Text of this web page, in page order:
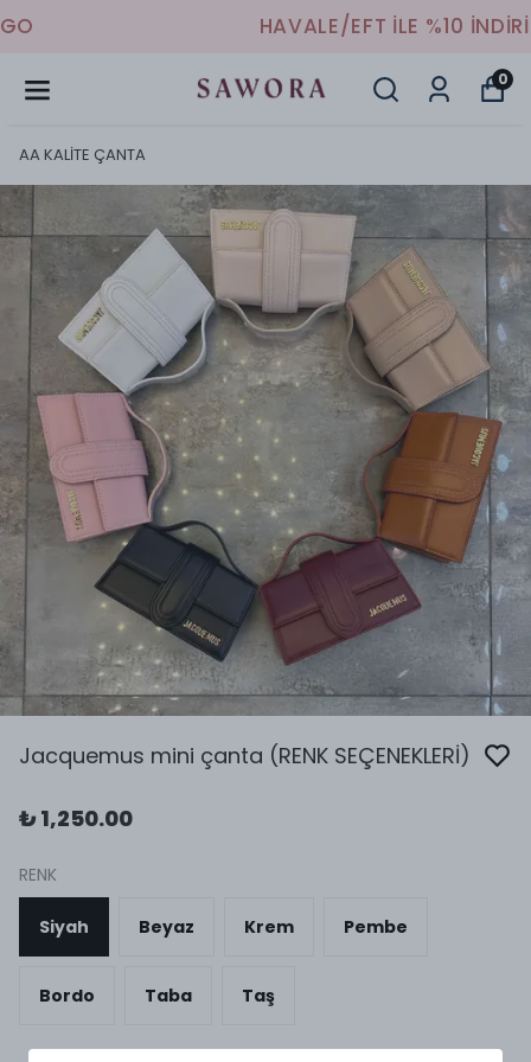
HAVALE/EFT İLE %10 İNDİRİM
0
AA KALİTE ÇANTA
Jacquemus mini çanta (RENK SEÇENEKLERİ)
₺ 1,250.00
RENK
Siyah Beyaz Krem Pembe
Bordo Taba Taş